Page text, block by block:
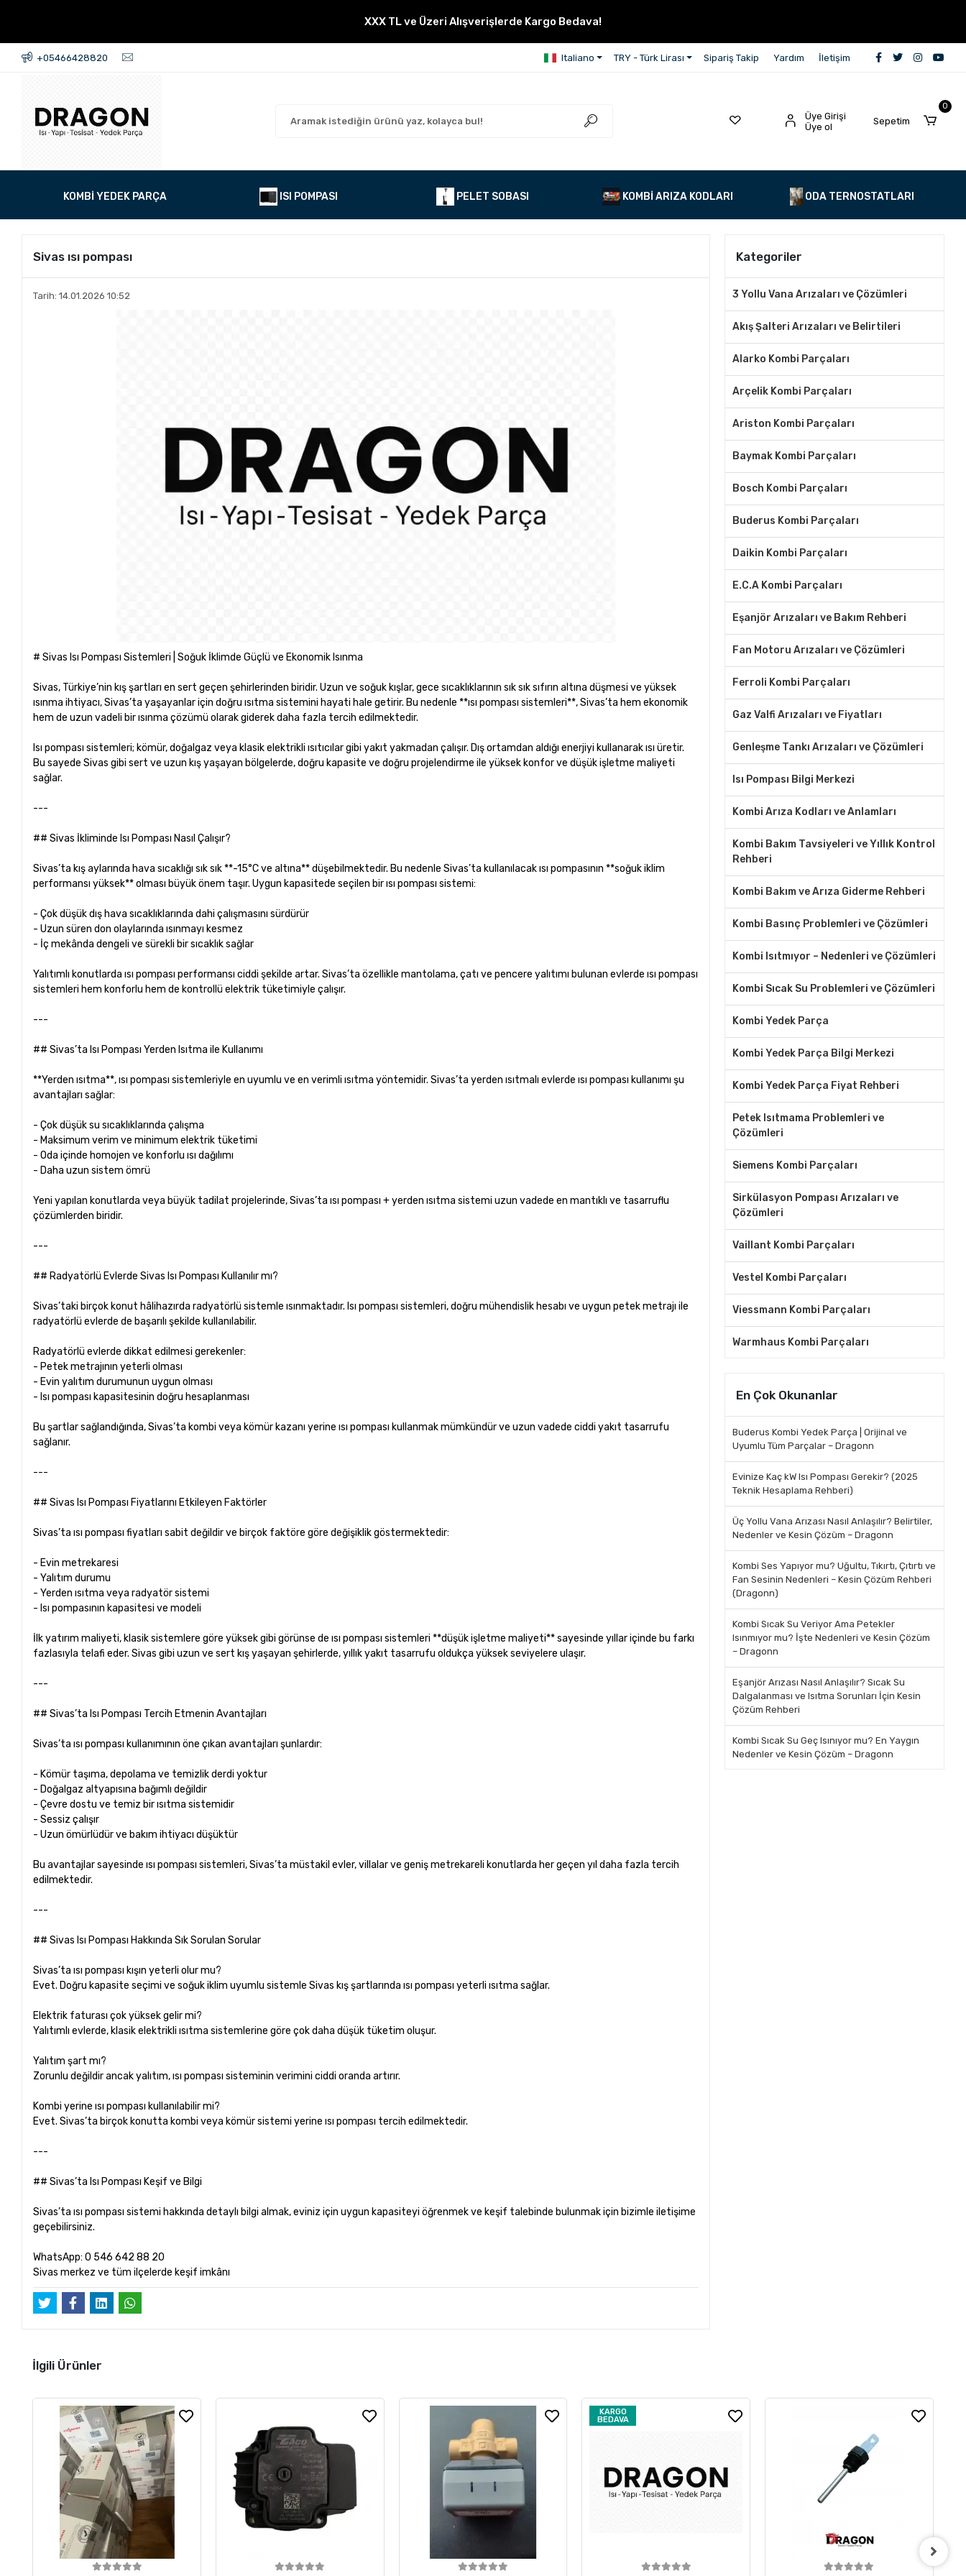
XXX TL ve Üzeri Alışverişlerde Kargo Bedava!
+05466428820 Italiano TRY - Türk Lirası Sipariş Takip Yardım İletişim
Üye Girişi
Üye ol
Sepetim
0
KOMBİ YEDEK PARÇA ISI POMPASI PELET SOBASI KOMBİ ARIZA KODLARI ODA TERNOSTATLARI
Sivas ısı pompası
Tarih: 14.01.2026 10:52
# Sivas Isı Pompası Sistemleri | Soğuk İklimde Güçlü ve Ekonomik Isınma
Sivas, Türkiye’nin kış şartları en sert geçen şehirlerinden biridir. Uzun ve soğuk kışlar, gece sıcaklıklarının sık sık sıfırın altına düşmesi ve yüksek
ısınma ihtiyacı, Sivas’ta yaşayanlar için doğru ısıtma sistemini hayati hale getirir. Bu nedenle **ısı pompası sistemleri**, Sivas’ta hem ekonomik
hem de uzun vadeli bir ısınma çözümü olarak giderek daha fazla tercih edilmektedir.
Isı pompası sistemleri; kömür, doğalgaz veya klasik elektrikli ısıtıcılar gibi yakıt yakmadan çalışır. Dış ortamdan aldığı enerjiyi kullanarak ısı üretir.
Bu sayede Sivas gibi sert ve uzun kış yaşayan bölgelerde, doğru kapasite ve doğru projelendirme ile yüksek konfor ve düşük işletme maliyeti
sağlar.
---
## Sivas İkliminde Isı Pompası Nasıl Çalışır?
Sivas’ta kış aylarında hava sıcaklığı sık sık **-15°C ve altına** düşebilmektedir. Bu nedenle Sivas’ta kullanılacak ısı pompasının **soğuk iklim
performansı yüksek** olması büyük önem taşır. Uygun kapasitede seçilen bir ısı pompası sistemi:
- Çok düşük dış hava sıcaklıklarında dahi çalışmasını sürdürür
- Uzun süren don olaylarında ısınmayı kesmez
- İç mekânda dengeli ve sürekli bir sıcaklık sağlar
Yalıtımlı konutlarda ısı pompası performansı ciddi şekilde artar. Sivas’ta özellikle mantolama, çatı ve pencere yalıtımı bulunan evlerde ısı pompası
sistemleri hem konforlu hem de kontrollü elektrik tüketimiyle çalışır.
---
## Sivas’ta Isı Pompası Yerden Isıtma ile Kullanımı
**Yerden ısıtma**, ısı pompası sistemleriyle en uyumlu ve en verimli ısıtma yöntemidir. Sivas’ta yerden ısıtmalı evlerde ısı pompası kullanımı şu
avantajları sağlar:
- Çok düşük su sıcaklıklarında çalışma
- Maksimum verim ve minimum elektrik tüketimi
- Oda içinde homojen ve konforlu ısı dağılımı
- Daha uzun sistem ömrü
Yeni yapılan konutlarda veya büyük tadilat projelerinde, Sivas’ta ısı pompası + yerden ısıtma sistemi uzun vadede en mantıklı ve tasarruflu
çözümlerden biridir.
---
## Radyatörlü Evlerde Sivas Isı Pompası Kullanılır mı?
Sivas’taki birçok konut hâlihazırda radyatörlü sistemle ısınmaktadır. Isı pompası sistemleri, doğru mühendislik hesabı ve uygun petek metrajı ile
radyatörlü evlerde de başarılı şekilde kullanılabilir.
Radyatörlü evlerde dikkat edilmesi gerekenler:
- Petek metrajının yeterli olması
- Evin yalıtım durumunun uygun olması
- Isı pompası kapasitesinin doğru hesaplanması
Bu şartlar sağlandığında, Sivas’ta kombi veya kömür kazanı yerine ısı pompası kullanmak mümkündür ve uzun vadede ciddi yakıt tasarrufu
sağlanır.
---
## Sivas Isı Pompası Fiyatlarını Etkileyen Faktörler
Sivas’ta ısı pompası fiyatları sabit değildir ve birçok faktöre göre değişiklik göstermektedir:
- Evin metrekaresi
- Yalıtım durumu
- Yerden ısıtma veya radyatör sistemi
- Isı pompasının kapasitesi ve modeli
İlk yatırım maliyeti, klasik sistemlere göre yüksek gibi görünse de ısı pompası sistemleri **düşük işletme maliyeti** sayesinde yıllar içinde bu farkı
fazlasıyla telafi eder. Sivas gibi uzun ve sert kış yaşayan şehirlerde, yıllık yakıt tasarrufu oldukça yüksek seviyelere ulaşır.
---
## Sivas’ta Isı Pompası Tercih Etmenin Avantajları
Sivas’ta ısı pompası kullanımının öne çıkan avantajları şunlardır:
- Kömür taşıma, depolama ve temizlik derdi yoktur
- Doğalgaz altyapısına bağımlı değildir
- Çevre dostu ve temiz bir ısıtma sistemidir
- Sessiz çalışır
- Uzun ömürlüdür ve bakım ihtiyacı düşüktür
Bu avantajlar sayesinde ısı pompası sistemleri, Sivas’ta müstakil evler, villalar ve geniş metrekareli konutlarda her geçen yıl daha fazla tercih
edilmektedir.
---
## Sivas Isı Pompası Hakkında Sık Sorulan Sorular
Sivas’ta ısı pompası kışın yeterli olur mu?
Evet. Doğru kapasite seçimi ve soğuk iklim uyumlu sistemle Sivas kış şartlarında ısı pompası yeterli ısıtma sağlar.
Elektrik faturası çok yüksek gelir mi?
Yalıtımlı evlerde, klasik elektrikli ısıtma sistemlerine göre çok daha düşük tüketim oluşur.
Yalıtım şart mı?
Zorunlu değildir ancak yalıtım, ısı pompası sisteminin verimini ciddi oranda artırır.
Kombi yerine ısı pompası kullanılabilir mi?
Evet. Sivas’ta birçok konutta kombi veya kömür sistemi yerine ısı pompası tercih edilmektedir.
---
## Sivas’ta Isı Pompası Keşif ve Bilgi
Sivas’ta ısı pompası sistemi hakkında detaylı bilgi almak, eviniz için uygun kapasiteyi öğrenmek ve keşif talebinde bulunmak için bizimle iletişime
geçebilirsiniz.
WhatsApp: 0 546 642 88 20
Sivas merkez ve tüm ilçelerde keşif imkânı
Kategoriler
3 Yollu Vana Arızaları ve Çözümleri
Akış Şalteri Arızaları ve Belirtileri
Alarko Kombi Parçaları
Arçelik Kombi Parçaları
Ariston Kombi Parçaları
Baymak Kombi Parçaları
Bosch Kombi Parçaları
Buderus Kombi Parçaları
Daikin Kombi Parçaları
E.C.A Kombi Parçaları
Eşanjör Arızaları ve Bakım Rehberi
Fan Motoru Arızaları ve Çözümleri
Ferroli Kombi Parçaları
Gaz Valfi Arızaları ve Fiyatları
Genleşme Tankı Arızaları ve Çözümleri
Isı Pompası Bilgi Merkezi
Kombi Arıza Kodları ve Anlamları
Kombi Bakım Tavsiyeleri ve Yıllık Kontrol
Rehberi
Kombi Bakım ve Arıza Giderme Rehberi
Kombi Basınç Problemleri ve Çözümleri
Kombi Isıtmıyor – Nedenleri ve Çözümleri
Kombi Sıcak Su Problemleri ve Çözümleri
Kombi Yedek Parça
Kombi Yedek Parça Bilgi Merkezi
Kombi Yedek Parça Fiyat Rehberi
Petek Isıtmama Problemleri ve
Çözümleri
Siemens Kombi Parçaları
Sirkülasyon Pompası Arızaları ve
Çözümleri
Vaillant Kombi Parçaları
Vestel Kombi Parçaları
Viessmann Kombi Parçaları
Warmhaus Kombi Parçaları
En Çok Okunanlar
Buderus Kombi Yedek Parça | Orijinal ve
Uyumlu Tüm Parçalar – Dragonn
Evinize Kaç kW Isı Pompası Gerekir? (2025
Teknik Hesaplama Rehberi)
Üç Yollu Vana Arızası Nasıl Anlaşılır? Belirtiler,
Nedenler ve Kesin Çözüm – Dragonn
Kombi Ses Yapıyor mu? Uğultu, Tıkırtı, Çıtırtı ve
Fan Sesinin Nedenleri – Kesin Çözüm Rehberi
(Dragonn)
Kombi Sıcak Su Veriyor Ama Petekler
Isınmıyor mu? İşte Nedenleri ve Kesin Çözüm
– Dragonn
Eşanjör Arızası Nasıl Anlaşılır? Sıcak Su
Dalgalanması ve Isıtma Sorunları İçin Kesin
Çözüm Rehberi
Kombi Sıcak Su Geç Isınıyor mu? En Yaygın
Nedenler ve Kesin Çözüm – Dragonn
İlgili Ürünler
KARGO
BEDAVA